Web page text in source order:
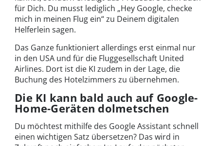
für Dich. Du musst lediglich „Hey Google, checke
mich in meinen Flug ein“ zu Deinem digitalen
Helferlein sagen.
Das Ganze funktioniert allerdings erst einmal nur
in den USA und für die Fluggesellschaft United
Airlines. Dort ist die KI zudem in der Lage, die
Buchung des Hotelzimmers zu übernehmen.
Die KI kann bald auch auf Google-
Home-Geräten dolmetschen
Du möchtest mithilfe des Google Assistant schnell
einen wichtigen Satz übersetzen? Das wird in